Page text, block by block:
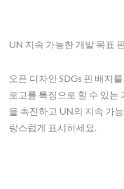
UN 지속 가능한 개발 목표 핀
오픈 디자인 SDGs 핀 배지
로고를 특징으로 할 수 있는
을 촉진하고 UN의 지속 가
랑스럽게 표시하세요.